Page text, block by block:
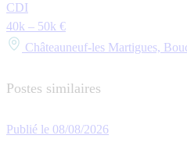
CDI
40k – 50k €
Châteauneuf-les Martigues,
Postes similaires
Publié le 08/08/2026